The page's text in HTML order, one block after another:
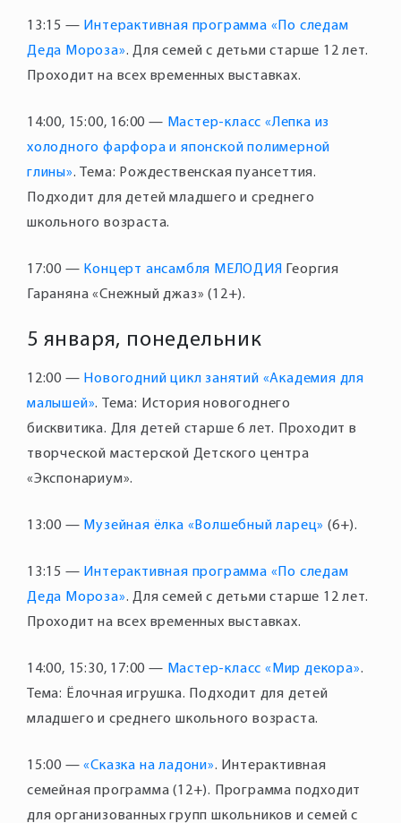
13:15 — Интерактивная программа «По следам
Деда Мороза». Для семей с детьми старше 12 лет.
Проходит на всех временных выставках.
14:00, 15:00, 16:00 — Мастер-класс «Лепка из
холодного фарфора и японской полимерной
глины». Тема: Рождественская пуансеттия.
Подходит для детей младшего и среднего
17:00 — Концерт ансамбля МЕЛОДИЯ
Георгия
5 января, понедельник
12:00 — Новогодний цикл занятий «Академия для
малышей». Тема: История новогоднего
бисквитика. Для детей старше 6 лет. Проходит в
творческой мастерской Детского центра
13:00 — Музейная ёлка «Волшебный ларец» (6+).
13:15 — Интерактивная программа «По следам
Деда Мороза». Для семей с детьми старше 12 лет.
Проходит на всех временных выставках.
14:00, 15:30, 17:00 — Мастер-класс «Мир декора».
Тема: Ёлочная игрушка. Подходит для детей
15:00 —«Сказка на ладони». Интерактивная
семейная программа (12+). Программа подходит
для организованных групп школьников и семей с